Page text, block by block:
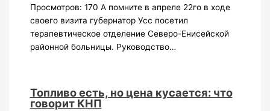
Просмотров: 170 А помните в апреле 22го в ходе
своего визита губернатор Усс посетил
терапевтическое отделение Северо-Енисейской
районной больницы. Руководство…
Топливо есть, но цена кусается: что
говорит КНП